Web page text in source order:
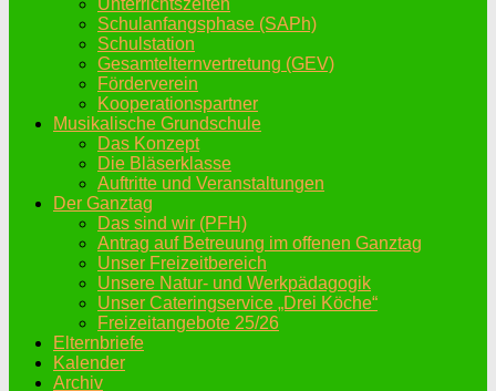
Unterrichtszeiten
Schulanfangsphase (SAPh)
Schulstation
Gesamtelternvertretung (GEV)
Förderverein
Kooperationspartner
Musikalische Grundschule
Das Konzept
Die Bläserklasse
Auftritte und Veranstaltungen
Der Ganztag
Das sind wir (PFH)
Antrag auf Betreuung im offenen Ganztag
Unser Freizeitbereich
Unsere Natur- und Werkpädagogik
Unser Cateringservice „Drei Köche“
Freizeitangebote 25/26
Elternbriefe
Kalender
Archiv